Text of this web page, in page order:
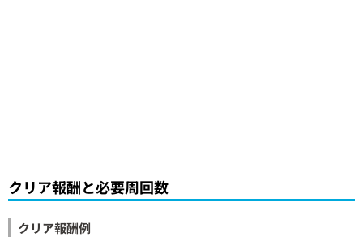
クリア報酬と必要周回数
クリア報酬例